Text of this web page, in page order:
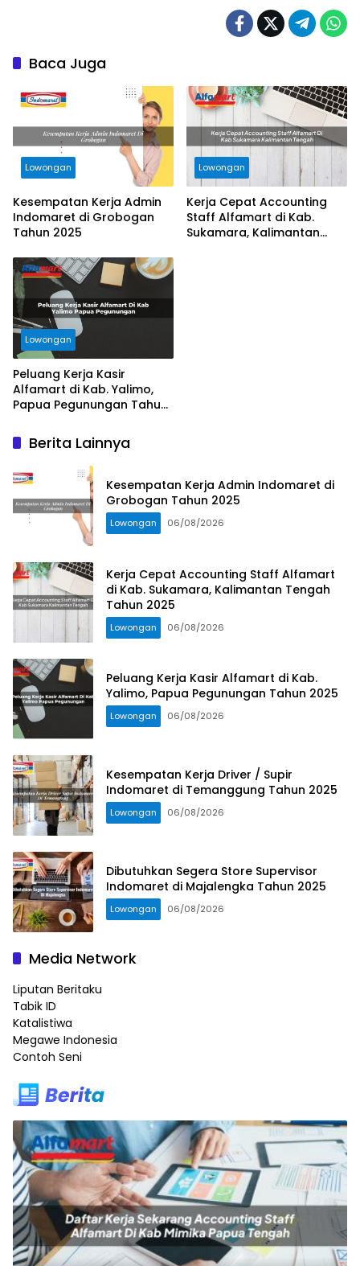
Baca Juga
Lowongan
Kesempatan Kerja Admin
Indomaret di Grobogan
Tahun 2025
Lowongan
Kerja Cepat Accounting
Staff Alfamart di Kab.
Sukamara, Kalimantan
Lowongan
Peluang Kerja Kasir
Alfamart di Kab. Yalimo,
Papua Pegunungan Tahun
Berita Lainnya
Kesempatan Kerja Admin Indomaret di
Grobogan Tahun 2025
Lowongan 06/08/2026
Kerja Cepat Accounting Staff Alfamart
di Kab. Sukamara, Kalimantan Tengah
Tahun 2025
Lowongan 06/08/2026
Peluang Kerja Kasir Alfamart di Kab.
Yalimo, Papua Pegunungan Tahun 2025
Lowongan 06/08/2026
Kesempatan Kerja Driver / Supir
Indomaret di Temanggung Tahun 2025
Lowongan 06/08/2026
Dibutuhkan Segera Store Supervisor
Indomaret di Majalengka Tahun 2025
Lowongan 06/08/2026
Media Network
Liputan Beritaku
Tabik ID
Katalistiwa
Megawe Indonesia
Contoh Seni